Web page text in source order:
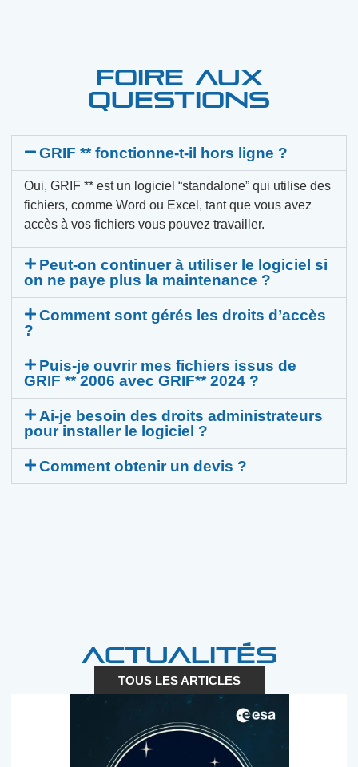
FOIRE AUX
QUESTIONS
GRIF ** fonctionne-t-il hors ligne ?
Oui, GRIF ** est un logiciel “standalone” qui utilise des
fichiers, comme Word ou Excel, tant que vous avez
accès à vos fichiers vous pouvez travailler.
Peut-on continuer à utiliser le logiciel si
on ne paye plus la maintenance ?
Comment sont gérés les droits d’accès
?
Puis-je ouvrir mes fichiers issus de
GRIF ** 2006 avec GRIF** 2024 ?
Ai-je besoin des droits administrateurs
pour installer le logiciel ?
Comment obtenir un devis ?
Actualités
TOUS LES ARTICLES